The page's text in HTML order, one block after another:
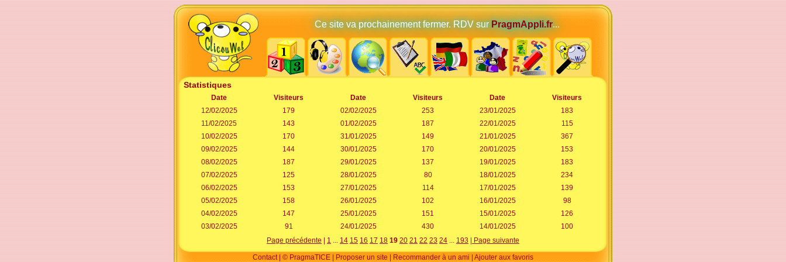
Ce site va prochainement fermer. RDV sur PragmAppli.fr...
Statistiques
Date Visiteurs Date Visiteurs Date
Visiteurs
12/02/2025
179 02/02/2025 253 23/01/2025
183
11/02/2025
143 01/02/2025 187 22/01/2025
115
10/02/2025
170 31/01/2025 149 21/01/2025
367
09/02/2025
144 30/01/2025 170 20/01/2025
153
08/02/2025
187 29/01/2025 137 19/01/2025
183
07/02/2025
125 28/01/2025 80 18/01/2025
234
06/02/2025
153 27/01/2025 114 17/01/2025
139
05/02/2025
158 26/01/2025 102 16/01/2025
98
04/02/2025
147 25/01/2025 151 15/01/2025
126
03/02/2025
91 24/01/2025 430 14/01/2025
100
Page précédente
1 ... 14 15 16 17 18 19 20 21 22 23 24 ... 193 | Page suivante
Contact| © PragmaTICE Proposer un site Recommander à un ami
Ajouter aux favoris